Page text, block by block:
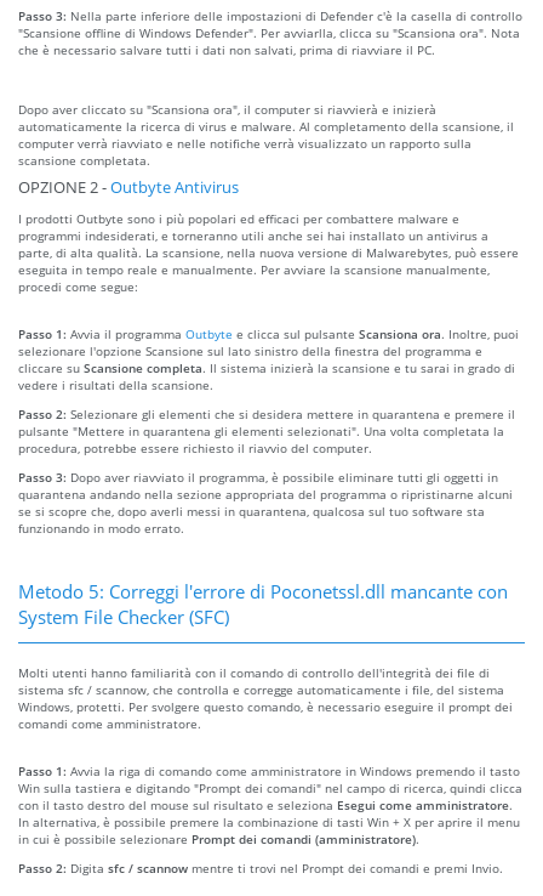
Passo 3: Nella parte inferiore delle impostazioni di Defender c'è la casella di controllo
"Scansione offline di Windows Defender". Per avviarlla, clicca su "Scansiona ora". Nota
che è necessario salvare tutti i dati non salvati, prima di riavviare il PC.
Dopo aver cliccato su "Scansiona ora", il computer si riavvierà e inizierà
automaticamente la ricerca di virus e malware. Al completamento della scansione, il
computer verrà riavviato e nelle notifiche verrà visualizzato un rapporto sulla
scansione completata.
OPZIONE 2 -Outbyte Antivirus
I prodotti Outbyte sono i più popolari ed efficaci per combattere malware e
programmi indesiderati, e torneranno utili anche sei hai installato un antivirus a
parte, di alta qualità. La scansione, nella nuova versione di Malwarebytes, può essere
eseguita in tempo reale e manualmente. Per avviare la scansione manualmente,
procedi come segue:
Passo 1: Avvia il programma Outbyte e clicca sul pulsante Scansiona ora. Inoltre, puoi
selezionare l'opzione Scansione sul lato sinistro della finestra del programma e
cliccare su Scansione completa. Il sistema inizierà la scansione e tu sarai in grado di
vedere i risultati della scansione.
Passo 2: Selezionare gli elementi che si desidera mettere in quarantena e premere il
pulsante "Mettere in quarantena gli elementi selezionati". Una volta completata la
procedura, potrebbe essere richiesto il riavvio del computer.
Passo 3: Dopo aver riavviato il programma, è possibile eliminare tutti gli oggetti in
quarantena andando nella sezione appropriata del programma o ripristinarne alcuni
se si scopre che, dopo averli messi in quarantena, qualcosa sul tuo software sta
funzionando in modo errato.
Metodo 5: Correggi l'errore di Poconetssl.dll mancante con
System File Checker (SFC)
Molti utenti hanno familiarità con il comando di controllo dell'integrità dei file di
sistema sfc / scannow, che controlla e corregge automaticamente i file, del sistema
Windows, protetti. Per svolgere questo comando, è necessario eseguire il prompt dei
comandi come amministratore.
Passo 1: Avvia la riga di comando come amministratore in Windows premendo il tasto
Win sulla tastiera e digitando "Prompt dei comandi" nel campo di ricerca, quindi clicca
con il tasto destro del mouse sul risultato e seleziona Esegui come amministratore.
In alternativa, è possibile premere la combinazione di tasti Win + X per aprire il menu
in cui è possibile selezionare Prompt dei comandi (amministratore).
Passo 2: Digita sfc / scannow mentre ti trovi nel Prompt dei comandi e premi Invio.